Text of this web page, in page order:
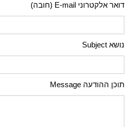
דואר אלקטרוני E-mail (חובה)
נושא Subject
תוכן ההודעה Message